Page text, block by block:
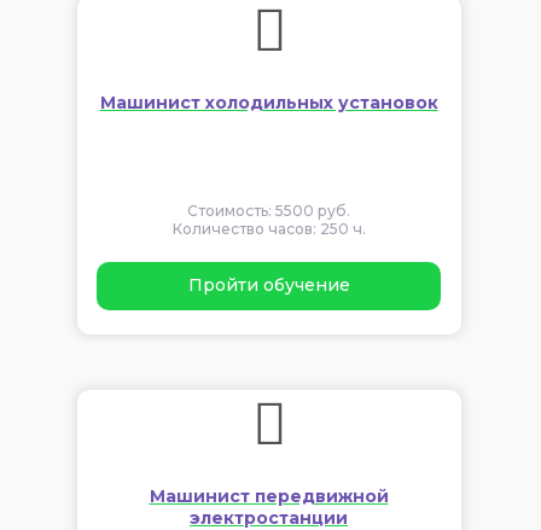
Машинист холодильных установок
Стоимость: 5500 руб.
Количество часов: 250 ч.
Пройти обучение
Машинист передвижной
электростанции